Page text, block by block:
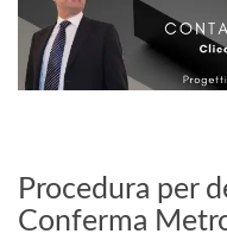
Procedura per
Conferma